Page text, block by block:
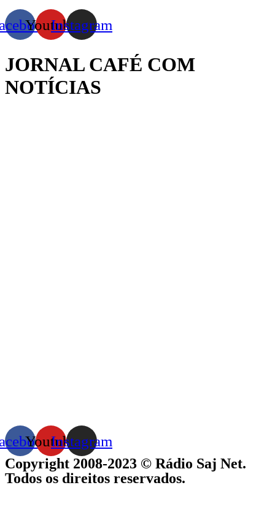
YoutubeInstagram
JORNAL CAFÉ COM
NOTÍCIAS
YoutubeInstagram
Copyright 2008-2023 © Rádio Saj Net.
Todos os direitos reservados.